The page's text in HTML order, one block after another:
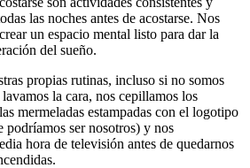
las noches antes de acostarse. Nos
un espacio mental listo para dar la
del sueño.
propias rutinas, incluso si no somos
la cara, nos cepillamos los
mermeladas estampadas con el logotipo
podríamos ser nosotros) y nos
hora de televisión antes de quedarnos